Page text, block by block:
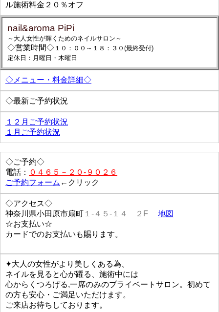
ル施術料金２０％オフ
nail&aroma PiPi
～大人女性が輝くためのネイルサロン～
◇営業時間◇ １０：００～１８：３０(最終受付)
定休日：月曜日・木曜日
◇メニュー・料金詳細◇
◇最新ご予約状況
１２月ご予約状況
１月ご予約状況
◇ご予約◇
電話： ０４６５－２０-９０２６
ご予約フォーム ←クリック
◇アクセス◇
神奈川県小田原市扇町 １-４５-１４ ２F
地図
☆お支払い☆
カードでのお支払いも賜ります。
✦大人の女性がより美しくある為、
ネイルを見ると心が躍る、施術中には
心からくつろげる,一席のみのプライベートサロン。初めて
の方も安心・ご満足いただけます。
ご来店お待ちしております。